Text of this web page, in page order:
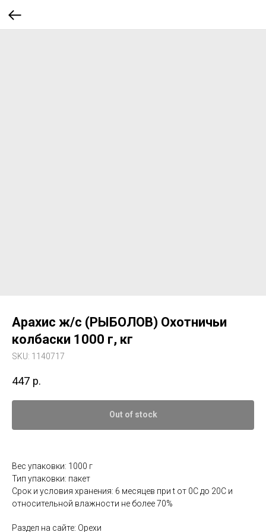
Арахис ж/с (РЫБОЛОВ) Охотничьи
колбаски 1000 г, кг
SKU: 1140717
447 р.
Out of stock
Вес упаковки: 1000 г
Тип упаковки: пакет
Срок и условия хранения: 6 месяцев при t от 0С до 20С и
относительной влажности не более 70%
Раздел на сайте: Орехи